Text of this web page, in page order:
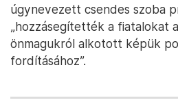
úgynevezett csendes szoba
„hozzásegítették a fiatalokat
önmagukról alkotott képük
fordításához”.